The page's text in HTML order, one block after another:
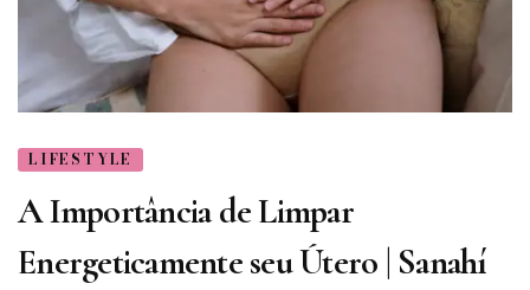
LIFESTYLE
A Importância de Limpar
Energeticamente seu Útero | Sanahí